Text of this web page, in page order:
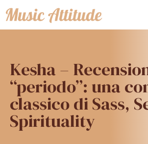
Vai
al
Kesha –
“periodo”: una
classico di Sass,
Spirituality